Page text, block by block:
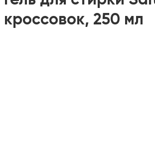
кроссовок, 250 мл